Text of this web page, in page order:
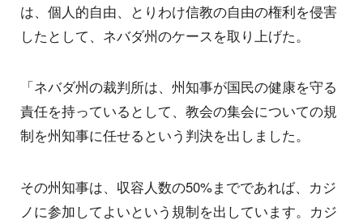
は、個人的自由、とりわけ信教の自由の権利を侵害
したとして、ネバダ州のケースを取り上げた。
「ネバダ州の裁判所は、州知事が国民の健康を守る
責任を持っているとして、教会の集会についての規
制を州知事に任せるという判決を出しました。
その州知事は、収容人数の50%までであれば、カジ
ノに参加してよいという規制を出しています。カジ